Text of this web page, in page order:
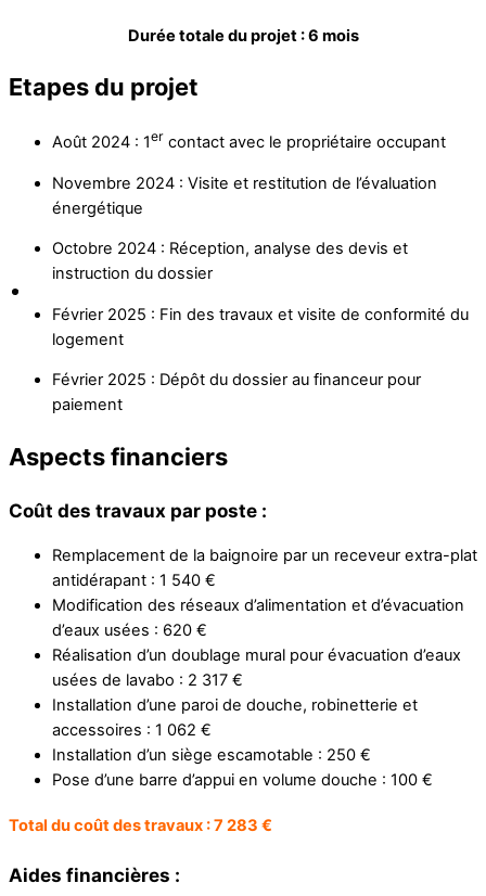
Durée totale du projet : 6 mois
Etapes du projet
Août 2024 : 1er contact avec le propriétaire occupant
Novembre 2024 : Visite et restitution de l’évaluation
énergétique
Octobre 2024 : Réception, analyse des devis et
instruction du dossier
Février 2025 : Fin des travaux et visite de conformité du
logement
Février 2025 : Dépôt du dossier au financeur pour
paiement
Aspects financiers
Coût des travaux par poste :
Remplacement de la baignoire par un receveur extra-plat
antidérapant : 1 540 €
Modification des réseaux d’alimentation et d’évacuation
d’eaux usées : 620 €
Réalisation d’un doublage mural pour évacuation d’eaux
usées de lavabo : 2 317 €
Installation d’une paroi de douche, robinetterie et
accessoires : 1 062 €
Installation d’un siège escamotable : 250 €
Pose d’une barre d’appui en volume douche : 100 €
Total du coût des travaux : 7 283 €
Aides financières :